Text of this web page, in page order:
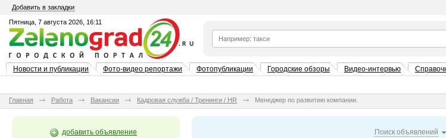
Добавить в закладки
Пятница, 7 августа 2026, 16:11
Новости и публикации Фото-видео репортажи Фотопубликации Городские обзоры Видео-интервью
Главная Работа Вакансии Кадровая служба / Тренинги / HR Менеджер по развитию компании.
добавить объявление Поиск объявлений